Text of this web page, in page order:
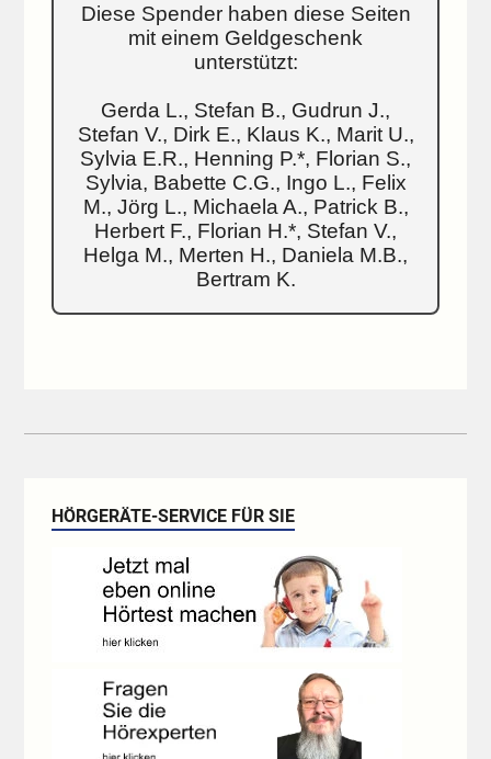
Diese Spender haben diese Seiten
mit einem Geldgeschenk
unterstützt:
Gerda L., Stefan B., Gudrun J.,
Stefan V., Dirk E., Klaus K., Marit U.,
Sylvia E.R., Henning P.*, Florian S.,
Sylvia, Babette C.G., Ingo L., Felix
M., Jörg L., Michaela A., Patrick B.,
Herbert F., Florian H.*, Stefan V.,
Helga M., Merten H., Daniela M.B.,
Bertram K.
HÖRGERÄTE-SERVICE FÜR SIE